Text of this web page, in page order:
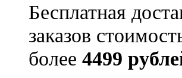
Бесплатная
заказов
более 4499